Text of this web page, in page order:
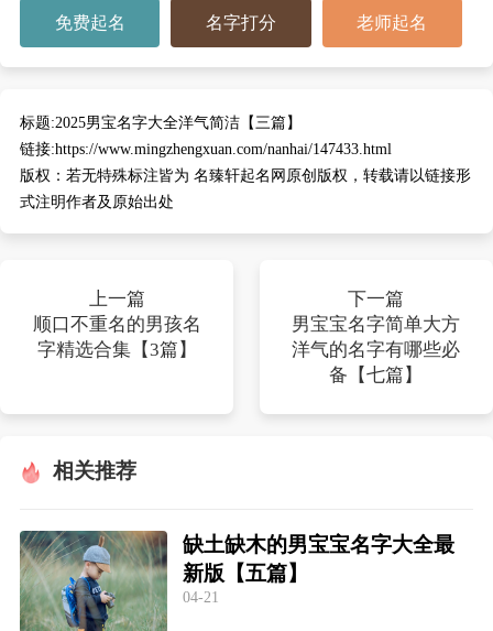
免费起名 名字打分 老师起名
标题:2025男宝名字大全洋气简洁【三篇】
链接:https://www.mingzhengxuan.com/nanhai/147433.html
版权： 若无特殊标注皆为 名臻轩起名网原创版权，转载请以链接形
式注明作者及原始出处
上一篇
顺口不重名的男孩名
字精选合集【3篇】
下一篇
男宝宝名字简单大方
洋气的名字有哪些必
备【七篇】
相关推荐
缺土缺木的男宝宝名字大全最
新版【五篇】
04-21